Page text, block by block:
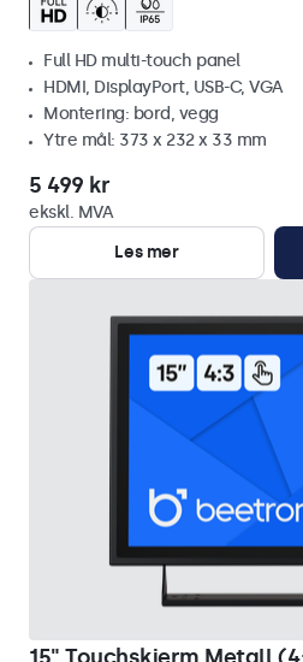
Full HD multi-touch panel
HDMI, DisplayPort, USB-C, VGA
Montering: bord, vegg
Ytre mål: 373 x 232 x 33 mm
5 499 kr
ekskl. MVA
Les mer